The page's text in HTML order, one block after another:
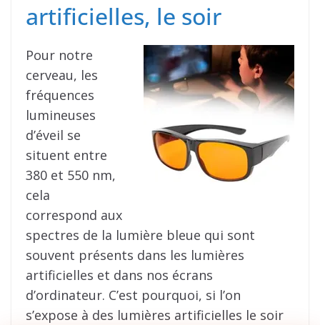
artificielles, le soir
Pour notre
cerveau, les
fréquences
lumineuses
d’éveil se
situent entre
380 et 550 nm,
cela
correspond aux
spectres de la lumière bleue qui sont
souvent présents dans les lumières
artificielles et dans nos écrans
d’ordinateur. C’est pourquoi, si l’on
s’expose à des lumières artificielles le soir